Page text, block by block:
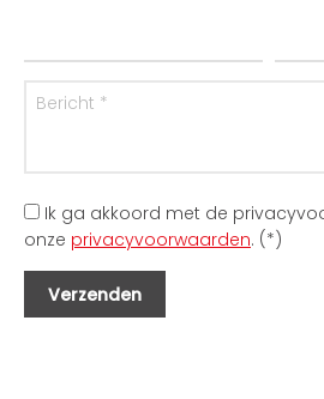
Ik ga akkoord met de
onze privacyvoorwaarden. (*)